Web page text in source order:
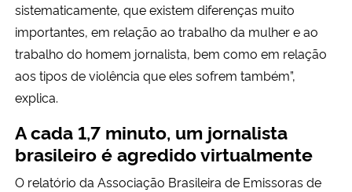
sistematicamente, que existem diferenças muito
importantes, em relação ao trabalho da mulher e ao
trabalho do homem jornalista, bem como em relação
aos tipos de violência que eles sofrem também”,
explica.
A cada 1,7 minuto, um jornalista
brasileiro é agredido virtualmente
O relatório da Associação Brasileira de Emissoras de